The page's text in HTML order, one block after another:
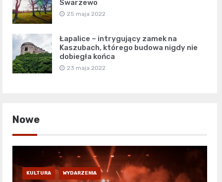
Swarzewo
25 maja 2022
Łapalice – intrygujący zamek na
Kaszubach, którego budowa nigdy nie
dobiegła końca
23 maja 2022
Nowe
KULTURA WYDARZENIA